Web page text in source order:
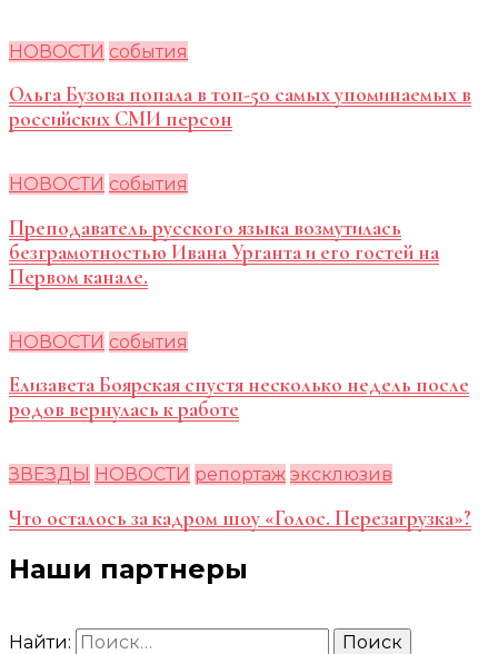
НОВОСТИ события
Ольга Бузова попала в топ-50 самых упоминаемых в
российских СМИ персон
НОВОСТИ события
Преподаватель русского языка возмутилась
безграмотностью Ивана Урганта и его гостей на
Первом канале.
НОВОСТИ события
Елизавета Боярская спустя несколько недель после
родов вернулась к работе
ЗВЕЗДЫ НОВОСТИ репортаж эксклюзив
Что осталось за кадром шоу «Голос. Перезагрузка»?
Наши партнеры
Найти: